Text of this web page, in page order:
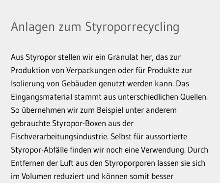
Anlagen zum Styroporrecycling
Aus Styropor stellen wir ein Granulat her, das zur
Produktion von Verpackungen oder für Produkte zur
Isolierung von Gebäuden genutzt werden kann. Das
Eingangsmaterial stammt aus unterschiedlichen Quellen.
So übernehmen wir zum Beispiel unter anderem
gebrauchte Styropor-Boxen aus der
Fischverarbeitungsindustrie. Selbst für aussortierte
Styropor-Abfälle finden wir noch eine Verwendung. Durch
Entfernen der Luft aus den Styroporporen lassen sie sich
im Volumen reduziert und können somit besser